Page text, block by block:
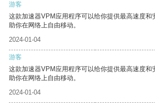
游客
这款加速器VPM应用程序可以给你提供最高速度和
助你在网络上自由移动。
2024-01-04
游客
这款加速器VPM应用程序可以给你提供最高速度和
助你在网络上自由移动。
2024-01-04